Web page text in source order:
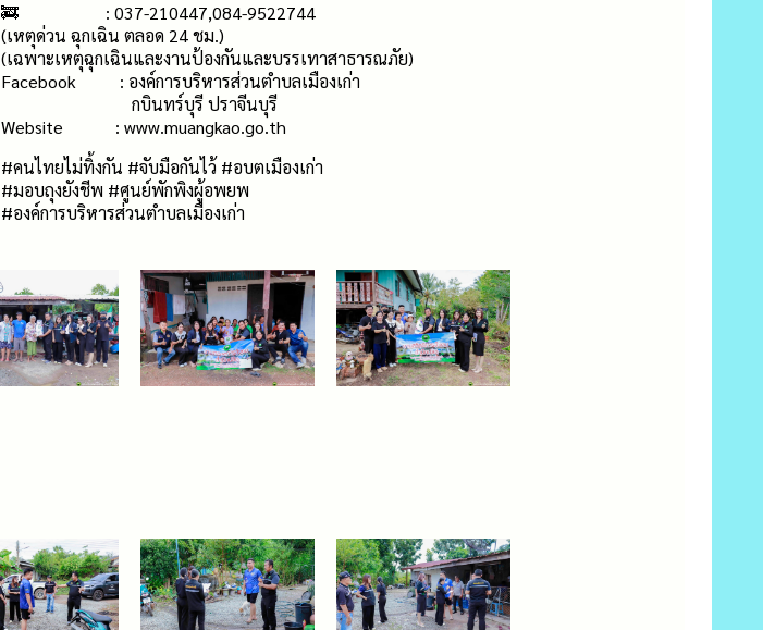
🚒 : 037-210447,084-9522744
(เหตุด่วน ฉุกเฉิน ตลอด 24 ชม.)
(เฉพาะเหตุฉุกเฉินและงานป้องกันและบรรเทาสาธารณภัย)
Facebook : องค์การบริหารส่วนตำบลเมืองเก่า
กบินทร์บุรี ปราจีนบุรี
Website : www.muangkao.go.th
#คนไทยไม่ทิ้งกัน #จับมือกันไว้ #อบตเมืองเก่า
#มอบถุงยังชีพ #ศูนย์พักพิงผู้อพยพ
#องค์การบริหารส่วนตำบลเมืองเก่า